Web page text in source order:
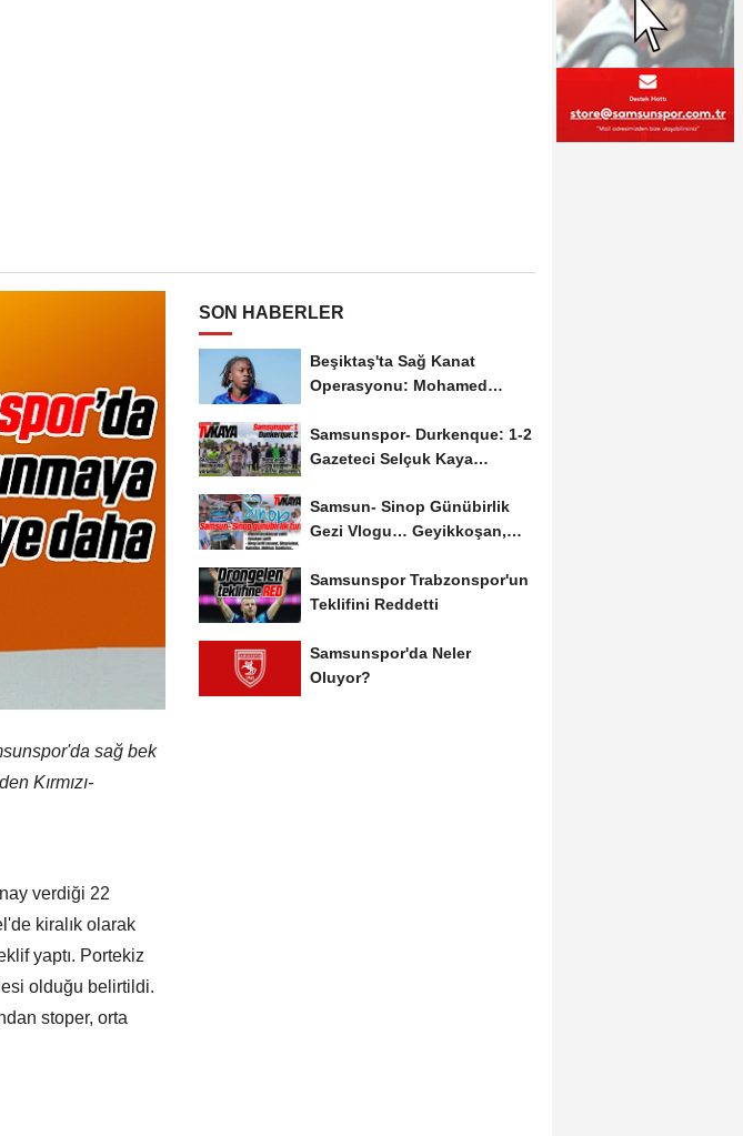
sağ bek
Kırmızı-
verdiği 22
kiralık olarak
yaptı. Portekiz
olduğu belirtildi.
stoper, orta
SON HABERLER
Beşiktaş'ta Sağ Kanat
Operasyonu: Mohamed
Samsunspor- Durkenque: 1-2
Gazeteci Selçuk Kaya
Samsun- Sinop Günübirlik
Gezi Vlogu… Geyikkoşan,
Samsunspor Trabzonspor'un
Teklifini Reddetti
Samsunspor'da Neler
Oluyor?